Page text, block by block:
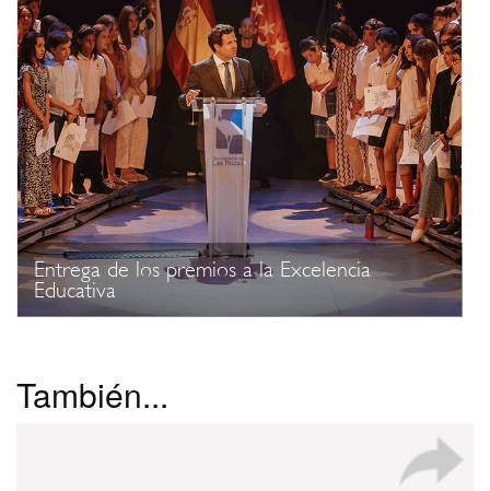
Entrega de los premios a la Excelencia
Educativa
También...